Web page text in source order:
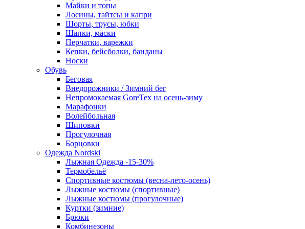
Майки и топы
Лосины, тайтсы и капри
Шорты, трусы, юбки
Шапки, маски
Перчатки, варежки
Кепки, бейсболки, банданы
Носки
Обувь
Беговая
Внедорожники / Зимний бег
Непромокаемая GoreTex на осень-зиму
Марафонки
Волейбольная
Шиповки
Прогулочная
Борцовки
Одежда Nordski
Лыжная Одежда -15-30%
Термобельё
Спортивные костюмы (весна-лето-осень)
Лыжные костюмы (спортивные)
Лыжные костюмы (прогулочные)
Куртки (зимние)
Брюки
Комбинезоны